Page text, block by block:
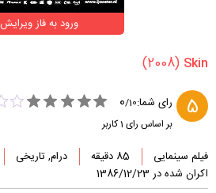
ورود به فاز ویرایش
(2008)
5 رای شما: 0/10
بر اساس رای 1کاربر
فیلم سینمایی 85 دقیقه
درام, تاریخی
اکران شده در 1386/12/23